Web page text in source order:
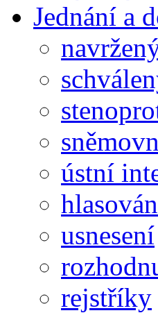
Jednání a
ústní
usnesení
rejstříky